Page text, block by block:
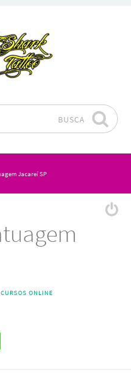
BUSCA
Jacareí SP
CURSOS ONLINE